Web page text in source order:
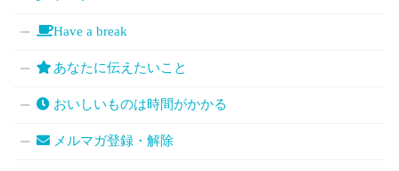
Have a break
あなたに伝えたいこと
おいしいものは時間がかかる
メルマガ登録・解除